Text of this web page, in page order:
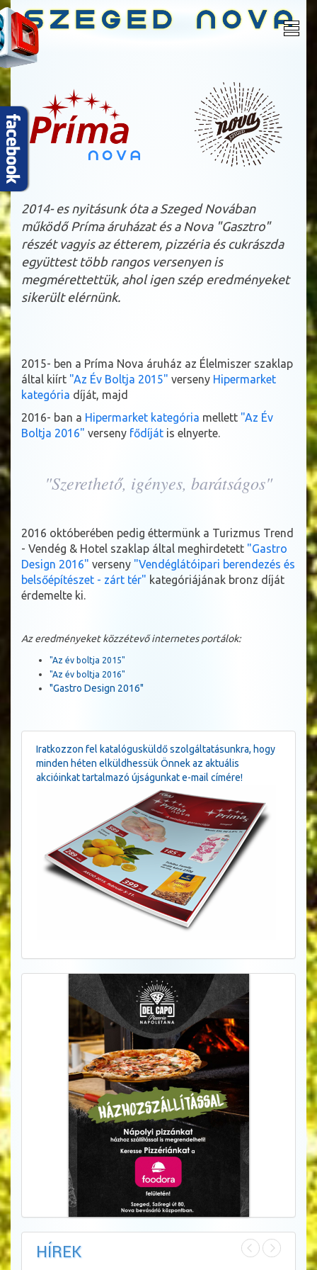
2014- es nyitásunk óta a Szeged Novában
működő Príma áruházat és a Nova "Gasztro"
részét vagyis az étterem, pizzéria és cukrászda
együttest több rangos versenyen is
megmérettettük, ahol igen szép eredményeket
sikerült elérnünk.
2015- ben a Príma Nova áruház az Élelmiszer szaklap
által kiírt "Az Év Boltja 2015" verseny Hipermarket
kategória díját, majd
2016- ban a Hipermarket kategória mellett "Az Év
Boltja 2016" verseny fődíját is elnyerte.
"Szerethető, igényes, barátságos"
2016 októberében pedig éttermünk a Turizmus Trend
- Vendég & Hotel szaklap által meghirdetett "Gastro
Design 2016" verseny "Vendéglátóipari berendezés és
belsőépítészet - zárt tér" kategóriájának bronz díját
érdemelte ki.
Az eredményeket közzétevő internetes portálok:
"Az év boltja 2015"
"Az év boltja 2016"
"Gastro Design 2016"
Iratkozzon fel katalógusküldő szolgáltatásunkra, hogy
minden héten elküldhessük Önnek az aktuális
akcióinkat tartalmazó újságunkat e-mail címére!
HÍREK